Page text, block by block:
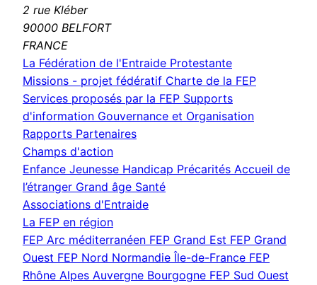
2 rue Kléber
90000 BELFORT
FRANCE
La Fédération de l'Entraide Protestante
Missions - projet fédératif Charte de la FEP
Services proposés par la FEP Supports
d'information Gouvernance et Organisation
Rapports Partenaires
Champs d'action
Enfance Jeunesse Handicap Précarités Accueil de
l’étranger Grand âge Santé
Associations d'Entraide
La FEP en région
FEP Arc méditerranéen FEP Grand Est FEP Grand
Ouest FEP Nord Normandie Île-de-France FEP
Rhône Alpes Auvergne Bourgogne FEP Sud Ouest